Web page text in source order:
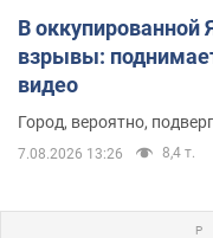
В
взрывы:
видео
Город, вероятно,
7.08.2026 13:26 8,4 т.